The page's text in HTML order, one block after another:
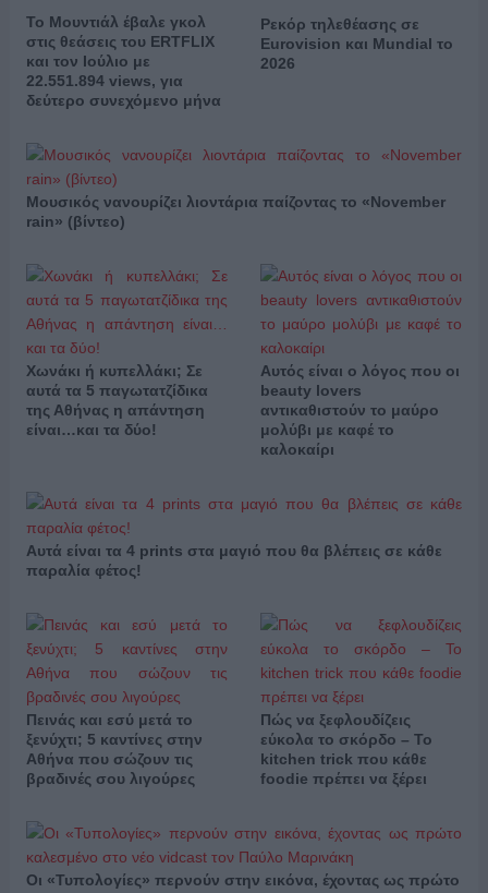
Το Μουντιάλ έβαλε γκολ
στις θεάσεις του ERTFLIX
και τον Ιούλιο με
22.551.894 views, για
δεύτερο συνεχόμενο μήνα
Ρεκόρ τηλεθέασης σε
Eurovision και Mundial το
2026
Μουσικός νανουρίζει λιοντάρια παίζοντας το «November
rain» (βίντεο)
Χωνάκι ή κυπελλάκι; Σε
αυτά τα 5 παγωτατζίδικα
της Αθήνας η απάντηση
είναι…και τα δύο!
Αυτός είναι ο λόγος που οι
beauty lovers
αντικαθιστούν το μαύρο
μολύβι με καφέ το
καλοκαίρι
Αυτά είναι τα 4 prints στα μαγιό που θα βλέπεις σε κάθε
παραλία φέτος!
Πεινάς και εσύ μετά το
ξενύχτι; 5 καντίνες στην
Αθήνα που σώζουν τις
βραδινές σου λιγούρες
Πώς να ξεφλουδίζεις
εύκολα το σκόρδο – Το
kitchen trick που κάθε
foodie πρέπει να ξέρει
Οι «Τυπολογίες» περνούν στην εικόνα, έχοντας ως πρώτο